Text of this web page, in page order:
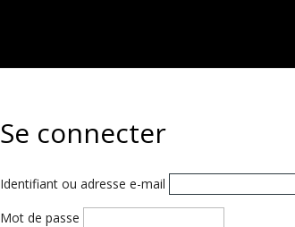
Se connecter
Identifiant ou adresse e-mail
Mot de passe